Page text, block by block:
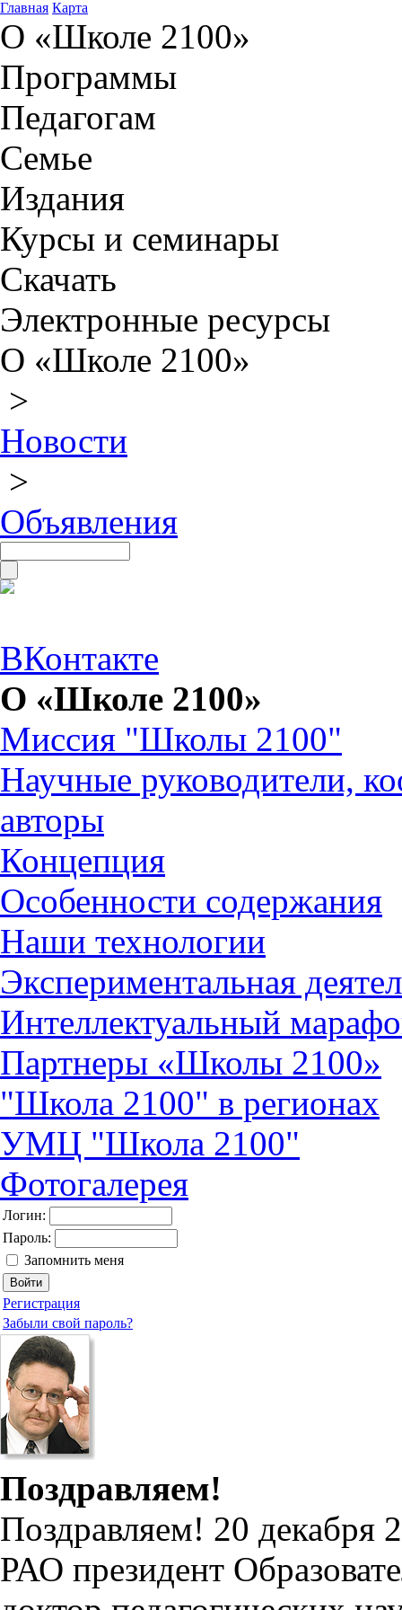
Главная Карта
О «Школе 2100»
Программы
Педагогам
Семье
Издания
Курсы и семинары
Скачать
Электронные ресурсы
О «Школе 2100»
>
Новости
>
Объявления
ВКонтакте
О «Школе 2100»
Миссия "Школы 2100"
Научные руководители,
авторы
Концепция
Особенности содержания
Наши технологии
Экспериментальная
Интеллектуальный
Партнеры «Школы 2100»
"Школа 2100" в регионах
УМЦ "Школа 2100"
Фотогалерея
Логин:
Пароль:
Запомнить меня
Регистрация
Забыли свой пароль?
Поздравляем!
Поздравляем! 20 декабря
РАО президент